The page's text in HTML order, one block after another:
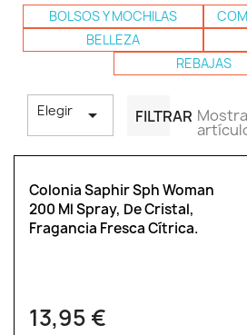
BOLSOS Y MOCHILAS
BELLEZA
REBAJAS
Elegir  FILTRAR
Colonia Saphir Sph Woman
200 Ml Spray, De Cristal,
Fragancia Fresca Cítrica.
13,95 €